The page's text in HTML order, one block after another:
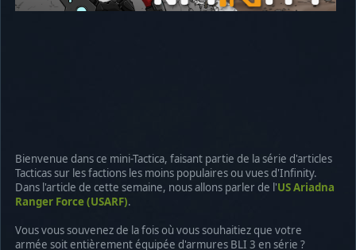
Bienvenue dans ce mini-Tactica, faisant partie de la série d'articles
Tacticas sur les factions les moins populaires ou vues d'Infinity.
Dans l'article de cette semaine, nous allons parler de l'US Ariadna
Ranger Force (USARF).
Vous vous souvenez de la fois où vous souhaitiez que votre
armée soit entièrement équipée d'armures BLI 3 en série ?